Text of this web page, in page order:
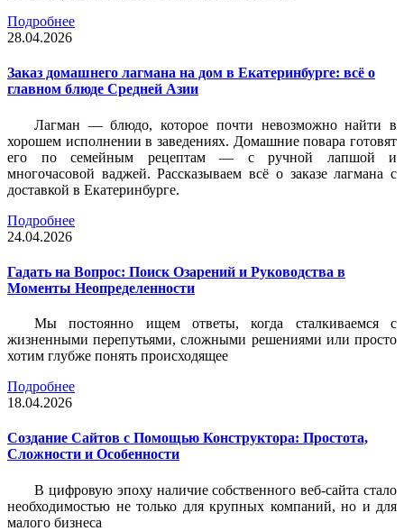
Подробнее
28.04.2026
Заказ домашнего лагмана на дом в Екатеринбурге: всё о
главном блюде Средней Азии
Лагман — блюдо, которое почти невозможно найти в
хорошем исполнении в заведениях. Домашние повара готовят
его по семейным рецептам — с ручной лапшой и
многочасовой ваджей. Рассказываем всё о заказе лагмана с
доставкой в Екатеринбурге.
Подробнее
24.04.2026
Гадать на Вопрос: Поиск Озарений и Руководства в
Моменты Неопределенности
Мы постоянно ищем ответы, когда сталкиваемся с
жизненными перепутьями, сложными решениями или просто
хотим глубже понять происходящее
Подробнее
18.04.2026
Создание Сайтов с Помощью Конструктора: Простота,
Сложности и Особенности
В цифровую эпоху наличие собственного веб-сайта стало
необходимостью не только для крупных компаний, но и для
малого бизнеса